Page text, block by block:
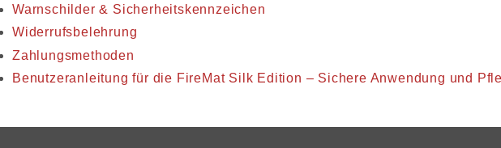
Warnschilder & Sicherheitskennzeichen
Widerrufsbelehrung
Zahlungsmethoden
Benutzeranleitung für die FireMat Silk Edition – Sichere Anwendung und